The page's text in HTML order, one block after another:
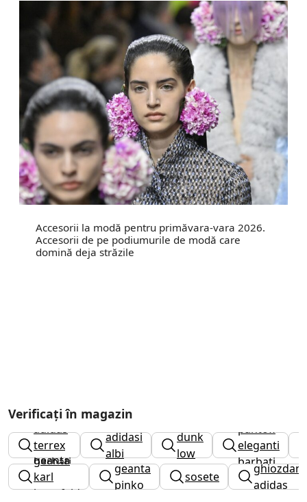
Accesorii la modă pentru primăvara-vara 2026.
Accesorii de pe podiumurile de modă care
domină deja străzile
Verificați în magazin
adidas
terrex
barbati
adidasi
albi
dunk
low
pantofi
eleganti
barbati
geanta
karl
lagerfeld
geanta
pinko
sosete
ghiozdan
adidas